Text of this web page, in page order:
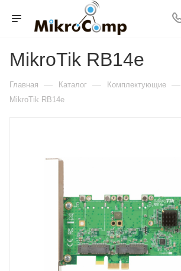
MikroTik RB14e
Главная — Каталог — Комплектующие —
MikroTik RB14e